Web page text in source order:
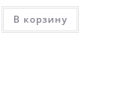
В корзину